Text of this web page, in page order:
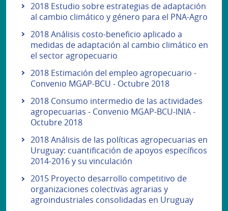
2018 Estudio sobre estrategias de adaptación
al cambio climático y género para el PNA-Agro
2018 Análisis costo-beneficio aplicado a
medidas de adaptación al cambio climático en
el sector agropecuario
2018 Estimación del empleo agropecuario -
Convenio MGAP-BCU - Octubre 2018
2018 Consumo intermedio de las actividades
agropecuarias - Convenio MGAP-BCU-INIA -
Octubre 2018
2018 Análisis de las políticas agropecuarias en
Uruguay: cuantificación de apoyos específicos
2014-2016 y su vinculación
2015 Proyecto desarrollo competitivo de
organizaciones colectivas agrarias y
agroindustriales consolidadas en Uruguay